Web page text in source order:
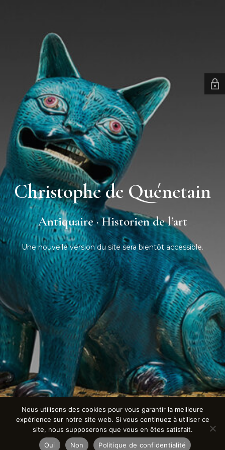
Christophe de Quénetain
Antiquaire · Historien de l’art
Une nouvelle version du site sera bientôt accessible.
Nous utilisons des cookies pour vous garantir la meilleure
expérience sur notre site web. Si vous continuez à utiliser ce
site, nous supposerons que vous en êtes satisfait.
Oui
Non Politique de confidentialité